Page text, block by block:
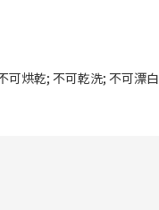
可烘乾; 不可乾洗; 不可漂白